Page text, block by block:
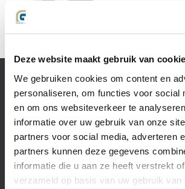
Deze website maakt gebruik van
We gebruiken cookies om content en
personaliseren, om functies voor social
en om ons websiteverkeer te
informatie over uw gebruik van onze
partners voor social media, adverteren
partners kunnen deze gegevens
informatie die u aan ze heeft verstrekt
verzameld op basis van uw gebruik van
Slachtoffer van
letselschade
Recht op
schadevergoeding?
Wat is
letselschade?
Het
letselschadeproces